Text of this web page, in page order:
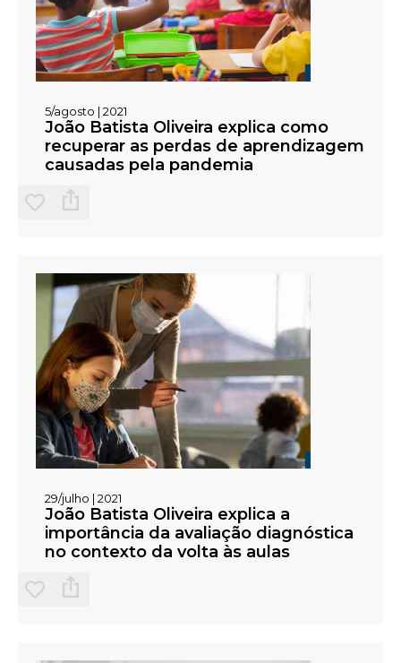
5/agosto | 2021
João Batista Oliveira explica como
recuperar as perdas de aprendizagem
causadas pela pandemia
29/julho | 2021
João Batista Oliveira explica a
importância da avaliação diagnóstica
no contexto da volta às aulas